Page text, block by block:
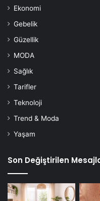
Ekonomi
Gebelik
Güzellik
MODA
Sağlık
Tarifler
Teknoloji
Trend & Moda
Yaşam
Son Değiştirilen